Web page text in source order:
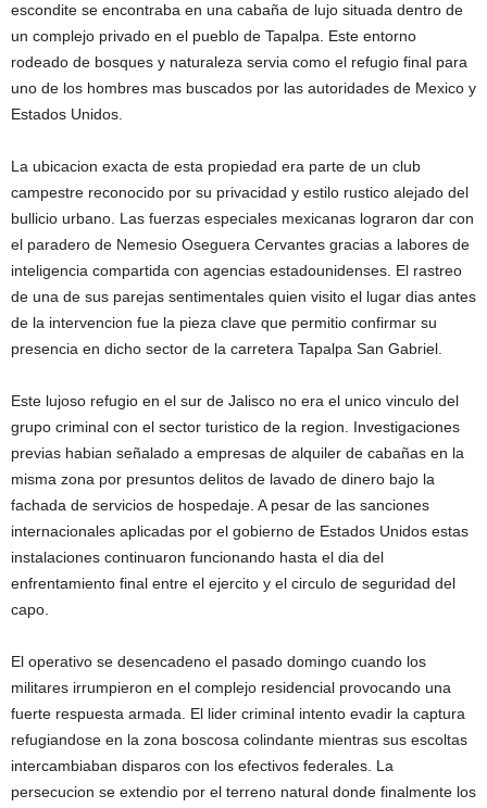
escondite se encontraba en una cabaña de lujo situada dentro de
un complejo privado en el pueblo de Tapalpa. Este entorno
rodeado de bosques y naturaleza servia como el refugio final para
uno de los hombres mas buscados por las autoridades de Mexico y
Estados Unidos.
La ubicacion exacta de esta propiedad era parte de un club
campestre reconocido por su privacidad y estilo rustico alejado del
bullicio urbano. Las fuerzas especiales mexicanas lograron dar con
el paradero de Nemesio Oseguera Cervantes gracias a labores de
inteligencia compartida con agencias estadounidenses. El rastreo
de una de sus parejas sentimentales quien visito el lugar dias antes
de la intervencion fue la pieza clave que permitio confirmar su
presencia en dicho sector de la carretera Tapalpa San Gabriel.
Este lujoso refugio en el sur de Jalisco no era el unico vinculo del
grupo criminal con el sector turistico de la region. Investigaciones
previas habian señalado a empresas de alquiler de cabañas en la
misma zona por presuntos delitos de lavado de dinero bajo la
fachada de servicios de hospedaje. A pesar de las sanciones
internacionales aplicadas por el gobierno de Estados Unidos estas
instalaciones continuaron funcionando hasta el dia del
enfrentamiento final entre el ejercito y el circulo de seguridad del
capo.
El operativo se desencadeno el pasado domingo cuando los
militares irrumpieron en el complejo residencial provocando una
fuerte respuesta armada. El lider criminal intento evadir la captura
refugiandose en la zona boscosa colindante mientras sus escoltas
intercambiaban disparos con los efectivos federales. La
persecucion se extendio por el terreno natural donde finalmente los